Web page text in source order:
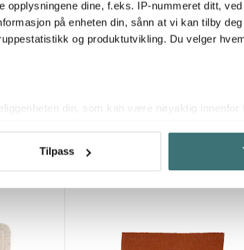
opplysningene dine, f.eks. IP-nummeret ditt,
på enheten din, sånn at vi kan tilby
og produktutvikling. Du velger
din, som kan være nøyaktig innenfor
fra erklæringen om informasjonskapsler.
annonser et personlig preg, for å levere sosiale
om hvordan du bruker nettstedet vårt, med
kan kombinere den med annen informasjon
av tjenestene deres.
Tilpass